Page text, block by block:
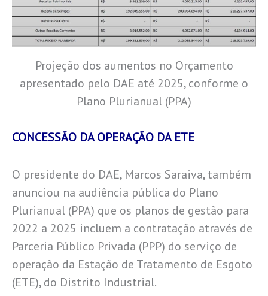
Projeção dos aumentos no Orçamento
apresentado pelo DAE até 2025, conforme o
Plano Plurianual (PPA)
CONCESSÃO DA OPERAÇÃO DA ETE
O presidente do DAE, Marcos Saraiva, também
anunciou na audiência pública do Plano
Plurianual (PPA) que os planos de gestão para
2022 a 2025 incluem a contratação através de
Parceria Público Privada (PPP) do serviço de
operação da Estação de Tratamento de Esgoto
(ETE), do Distrito Industrial.